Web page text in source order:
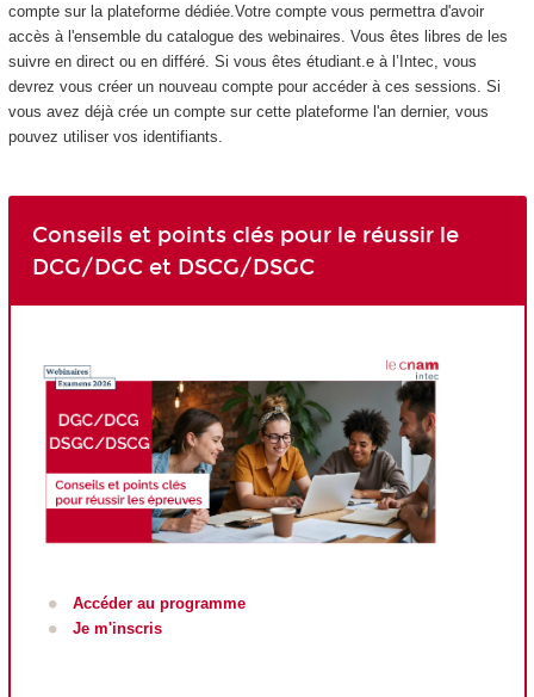
compte sur la plateforme dédiée.Votre compte vous permettra d'avoir
accès à l'ensemble du catalogue des webinaires. Vous êtes libres de les
suivre en direct ou en différé. Si vous êtes étudiant.e à l’Intec, vous
devrez vous créer un nouveau compte pour accéder à ces sessions. Si
vous avez déjà crée un compte sur cette plateforme l'an dernier, vous
pouvez utiliser vos identifiants.
Conseils et points clés pour le réussir le
DCG/DGC et DSCG/DSGC
Accéder au programme
Je m'inscris